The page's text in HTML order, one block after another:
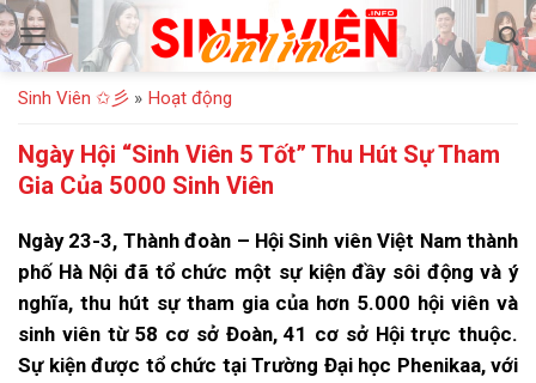
Bỏ
qua
nội
dung
Sinh Viên ✩彡 » Hoạt động
Ngày Hội “Sinh Viên 5 Tốt” Thu Hút Sự Tham
Gia Của 5000 Sinh Viên
Ngày 23-3, Thành đoàn – Hội Sinh viên Việt Nam thành
phố Hà Nội đã tổ chức một sự kiện đầy sôi động và ý
nghĩa, thu hút sự tham gia của hơn 5.000 hội viên và
sinh viên từ 58 cơ sở Đoàn, 41 cơ sở Hội trực thuộc.
Sự kiện được tổ chức tại Trường Đại học Phenikaa, với